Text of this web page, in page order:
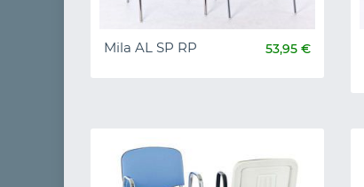
Mila AL SP RP 53,95 €